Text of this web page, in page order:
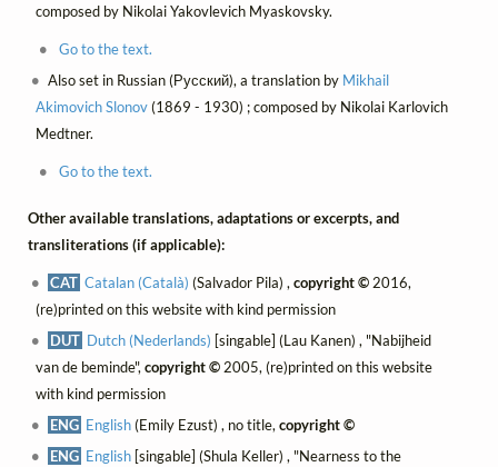
composed by Nikolai Yakovlevich Myaskovsky.
Go to the text.
Also set in Russian (Русский), a translation by Mikhail
Akimovich Slonov(1869 - 1930) ; composed by Nikolai Karlovich
Medtner.
Go to the text.
Other available translations, adaptations or excerpts, and
transliterations (if applicable):
CAT Catalan (Català) (Salvador Pila) ,copyright ©2016,
(re)printed on this website with kind permission
DUT Dutch (Nederlands) [singable] (Lau Kanen) , "Nabijheid
van de beminde",copyright ©2005, (re)printed on this website
with kind permission
ENG English(Emily Ezust) , no title,copyright ©
ENG English [singable] (Shula Keller) , "Nearness to the